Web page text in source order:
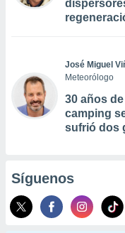
José Miguel
Meteorólogo
30 años
camping
sufrió dos
Síguenos